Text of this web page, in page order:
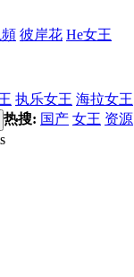
彼岸花 He女王
执乐女王 海拉女王
热搜: 国产 女王 资源